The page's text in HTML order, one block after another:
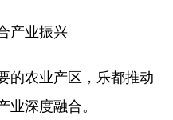
产业振兴
农业产区，乐都推动
深度融合。